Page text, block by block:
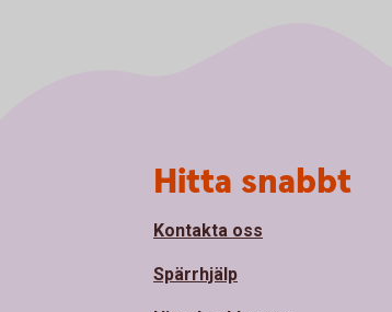
Hitta snabbt
Kontakta oss
Spärrhjälp